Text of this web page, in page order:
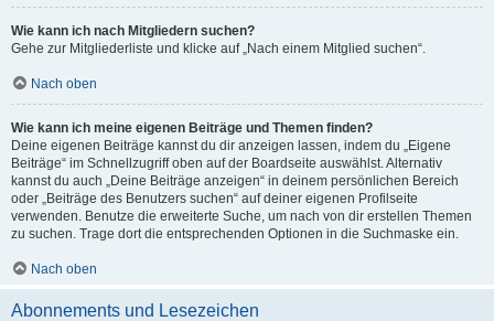
Wie kann ich nach Mitgliedern suchen?
Gehe zur Mitgliederliste und klicke auf „Nach einem Mitglied suchen“.
Nach oben
Wie kann ich meine eigenen Beiträge und Themen finden?
Deine eigenen Beiträge kannst du dir anzeigen lassen, indem du „Eigene
Beiträge“ im Schnellzugriff oben auf der Boardseite auswählst. Alternativ
kannst du auch „Deine Beiträge anzeigen“ in deinem persönlichen Bereich
oder „Beiträge des Benutzers suchen“ auf deiner eigenen Profilseite
verwenden. Benutze die erweiterte Suche, um nach von dir erstellen Themen
zu suchen. Trage dort die entsprechenden Optionen in die Suchmaske ein.
Nach oben
Abonnements und Lesezeichen